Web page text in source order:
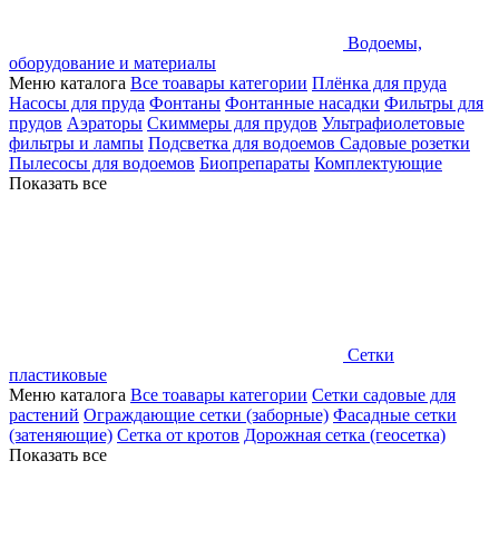
Водоемы,
оборудование и материалы
Меню каталога Все тоавары категории Плёнка для пруда
Насосы для пруда Фонтаны Фонтанные насадки Фильтры для
прудов Аэраторы Скиммеры для прудов Ультрафиолетовые
фильтры и лампы Подсветка для водоемов Садовые розетки
Пылесосы для водоемов Биопрепараты Комплектующие
Показать все
Сетки
пластиковые
Меню каталога Все тоавары категории Сетки садовые для
растений Ограждающие сетки (заборные) Фасадные сетки
(затеняющие) Сетка от кротов Дорожная сетка (геосетка)
Показать все